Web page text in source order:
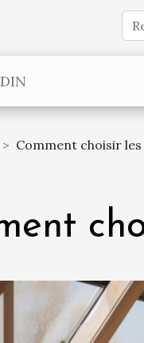
Comment choisir les